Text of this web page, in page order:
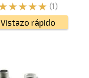
(1)
Vistazo rápido